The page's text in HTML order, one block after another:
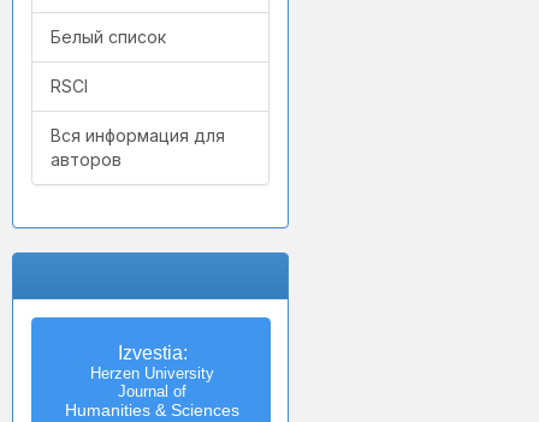
Белый список
RSCI
Вся информация для
авторов
Izvestia:
Herzen University
Journal of
Humanities & Sciences